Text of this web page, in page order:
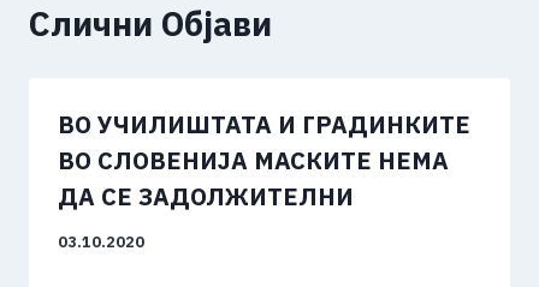
Слични Објави
ВО УЧИЛИШТАТА И ГРАДИНКИТЕ
ВО СЛОВЕНИЈА МАСКИТЕ НЕМА
ДА СЕ ЗАДОЛЖИТЕЛНИ
03.10.2020